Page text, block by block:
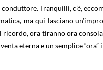
Tranquilli, c’è,
ma qui lasciano
ricordo, ora tiranno ora
eterna e un semplice